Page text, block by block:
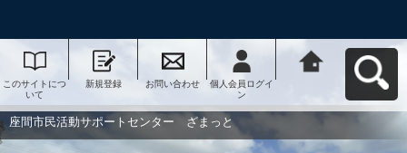
このサイトにつ
いて
新規登録 お問い合わせ
個人会員ログイ
ン
ー ざまっとへ
座間市民活動サポートセンター ざまっと